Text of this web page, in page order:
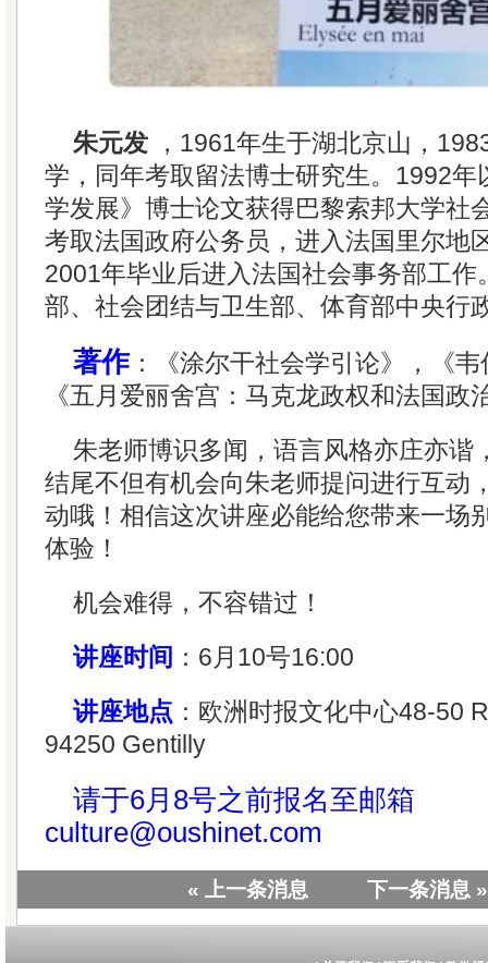
朱元发
，1961年生于湖北京山，
学，同年考取留法博士研究生。1992年
学发展》博士论文获得巴黎索邦大学社
考取法国政府公务员，进入法国里尔地
2001年毕业后进入法国社会事务部工作
部、社会团结与卫生部、体育部中央行
著作：《涂尔干社会学引论》，《
《五月爱丽舍宫：马克龙政权和法国政
朱老师博识多闻，语言风格亦庄亦谐
结尾不但有机会向朱老师提问进行互动
动哦！相信这次讲座必能给您带来一场
体验！
机会难得，不容错过！
讲座时间 ：6月10号16:00
讲座地点 ：欧洲时报文化中心48-50
94250 Gentilly
请于6月8号之前报名至邮箱
culture@oushinet.com
« 上一条消息 下一条消息 »